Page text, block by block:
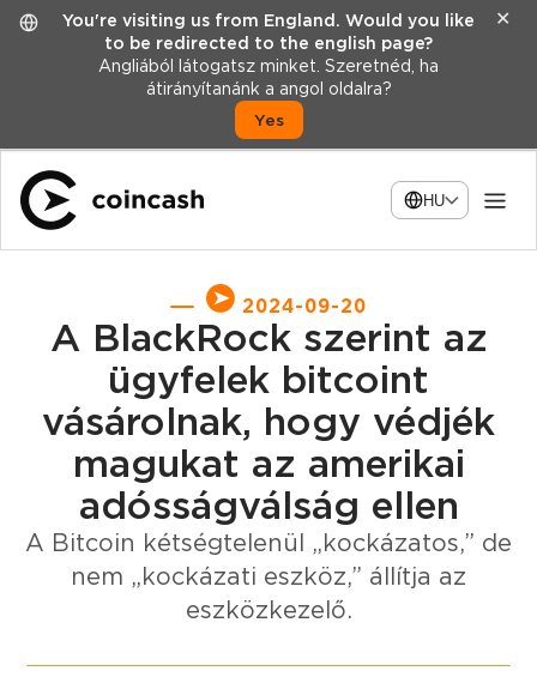
You're visiting us from England. Would you like
to be redirected to the english page?
Angliából látogatsz minket. Szeretnéd, ha
átirányítanánk a angol oldalra?
Yes
✕
HU
2024-09-20
A BlackRock szerint az
ügyfelek bitcoint
vásárolnak, hogy védjék
magukat az amerikai
adósságválság ellen
A Bitcoin kétségtelenül „kockázatos,” de
nem „kockázati eszköz,” állítja az
eszközkezelő.